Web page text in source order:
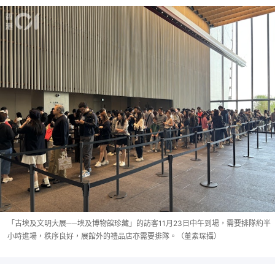
「古埃及文明大展──埃及博物館珍藏」的訪客11月23日中午到場，需要排隊約半
小時進場，秩序良好，展館外的禮品店亦需要排隊。（董素琛攝）